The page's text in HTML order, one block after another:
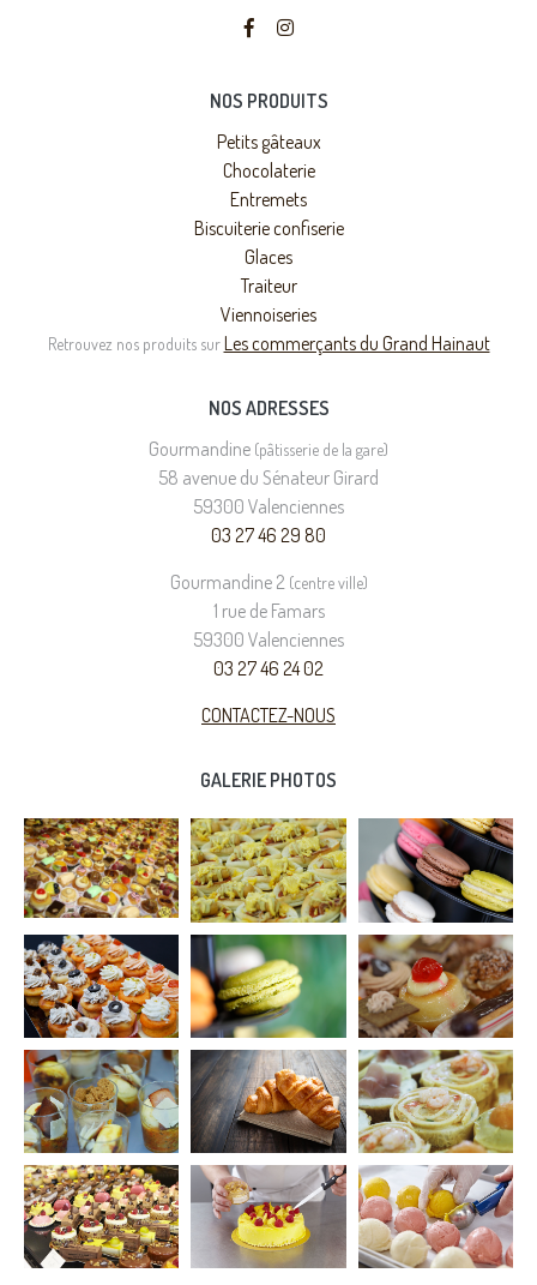
NOS PRODUITS
Petits gâteaux
Chocolaterie
Entremets
Biscuiterie confiserie
Glaces
Traiteur
Viennoiseries
Retrouvez nos produits surLes commerçants du Grand Hainaut
NOS ADRESSES
Gourmandine (pâtisserie de la gare)
58 avenue du Sénateur Girard
59300 Valenciennes
03 27 46 29 80
Gourmandine 2 (centre ville)
1 rue de Famars
59300 Valenciennes
03 27 46 24 02
CONTACTEZ-NOUS
GALERIE PHOTOS